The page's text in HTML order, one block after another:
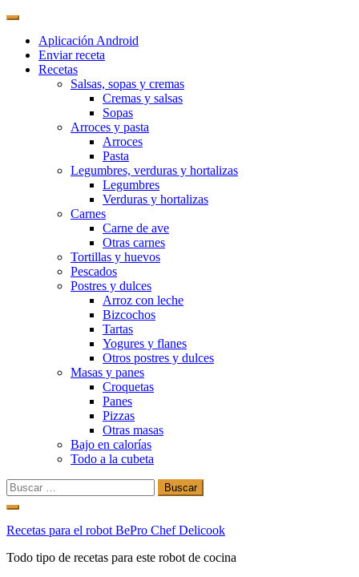
Aplicación Android
Enviar receta
Recetas
Salsas, sopas y cremas
Cremas y salsas
Sopas
Arroces y pasta
Arroces
Pasta
Legumbres, verduras y hortalizas
Legumbres
Verduras y hortalizas
Carnes
Carne de ave
Otras carnes
Tortillas y huevos
Pescados
Postres y dulces
Arroz con leche
Bizcochos
Tartas
Yogures y flanes
Otros postres y dulces
Masas y panes
Croquetas
Panes
Pizzas
Otras masas
Bajo en calorías
Todo a la cubeta
Buscar:
Ir
contenido
Recetas para el robot BePro Chef Delicook
Todo tipo de recetas para este robot de cocina